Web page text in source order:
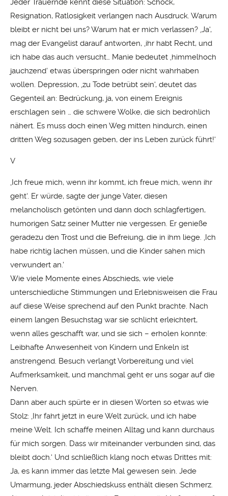
Resignation, Ratlosigkeit verlangen nach Ausdruck. Warum
bleibt er nicht bei uns? Warum hat er mich verlassen? ‚Ja‘,
mag der Evangelist darauf antworten, ‚ihr habt Recht, und
ich habe das auch versucht… Manie bedeutet ‚himmelhoch
jauchzend‘ etwas überspringen oder nicht wahrhaben
wollen. Depression, ‚zu Tode betrübt sein‘, deutet das
Gegenteil an: Bedrückung, ja, von einem Ereignis
erschlagen sein … die schwere Wolke, die sich bedrohlich
nähert. Es muss doch einen Weg mitten hindurch, einen
dritten Weg sozusagen geben, der ins Leben zurück führt!‘
V
‚Ich freue mich, wenn ihr kommt, ich freue mich, wenn ihr
geht‘. Er würde, sagte der junge Vater, diesen
melancholisch getönten und dann doch schlagfertigen,
humorigen Satz seiner Mutter nie vergessen. Er genieße
geradezu den Trost und die Befreiung, die in ihm liege. ‚Ich
habe richtig lachen müssen, und die Kinder sahen mich
verwundert an.‘
Wie viele Momente eines Abschieds, wie viele
unterschiedliche Stimmungen und Erlebnisweisen die Frau
auf diese Weise sprechend auf den Punkt brachte. Nach
einem langen Besuchstag war sie schlicht erleichtert,
wenn alles geschafft war, und sie sich – erholen konnte:
Leibhafte Anwesenheit von Kindern und Enkeln ist
anstrengend. Besuch verlangt Vorbereitung und viel
Aufmerksamkeit, und manchmal geht er uns sogar auf die
Nerven.
Dann aber auch spürte er in diesen Worten so etwas wie
Stolz: ‚Ihr fahrt jetzt in eure Welt zurück, und ich habe
meine Welt. Ich schaffe meinen Alltag und kann durchaus
für mich sorgen. Dass wir miteinander verbunden sind, das
bleibt doch.‘ Und schließlich klang noch etwas Drittes mit:
Ja, es kann immer das letzte Mal gewesen sein. Jede
Umarmung, jeder Abschiedskuss enthält diesen Schmerz.